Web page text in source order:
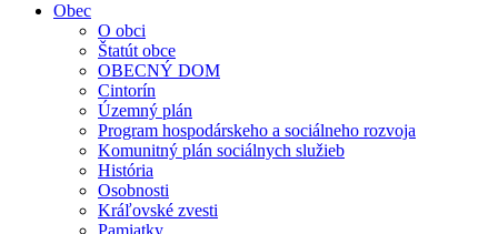
Obec
O obci
Štatút obce
OBECNÝ DOM
Cintorín
Územný plán
Program hospodárskeho a sociálneho rozvoja
Komunitný plán sociálnych služieb
História
Osobnosti
Kráľovské zvesti